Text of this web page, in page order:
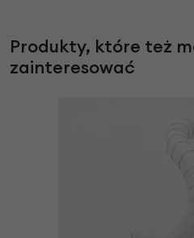
Produkty, które też
zainteresować